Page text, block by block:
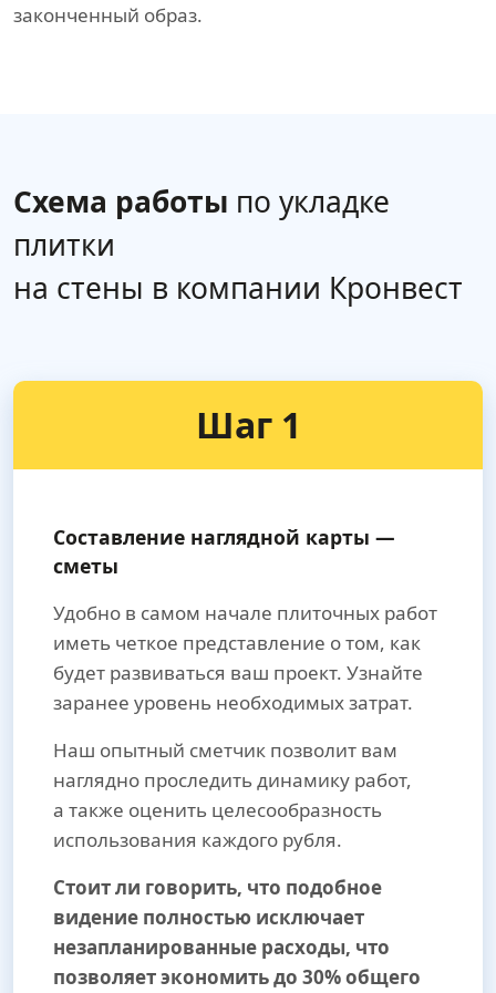
законченный образ.
Схема работы по укладке
плитки
на стены в компании Кронвест
Шаг 1
Составление наглядной карты —
сметы
Удобно в самом начале плиточных работ
иметь четкое представление о том, как
будет развиваться ваш проект. Узнайте
заранее уровень необходимых затрат.
Наш опытный сметчик позволит вам
наглядно проследить динамику работ,
а также оценить целесообразность
использования каждого рубля.
Стоит ли говорить, что подобное
видение полностью исключает
незапланированные расходы, что
позволяет экономить до 30% общего